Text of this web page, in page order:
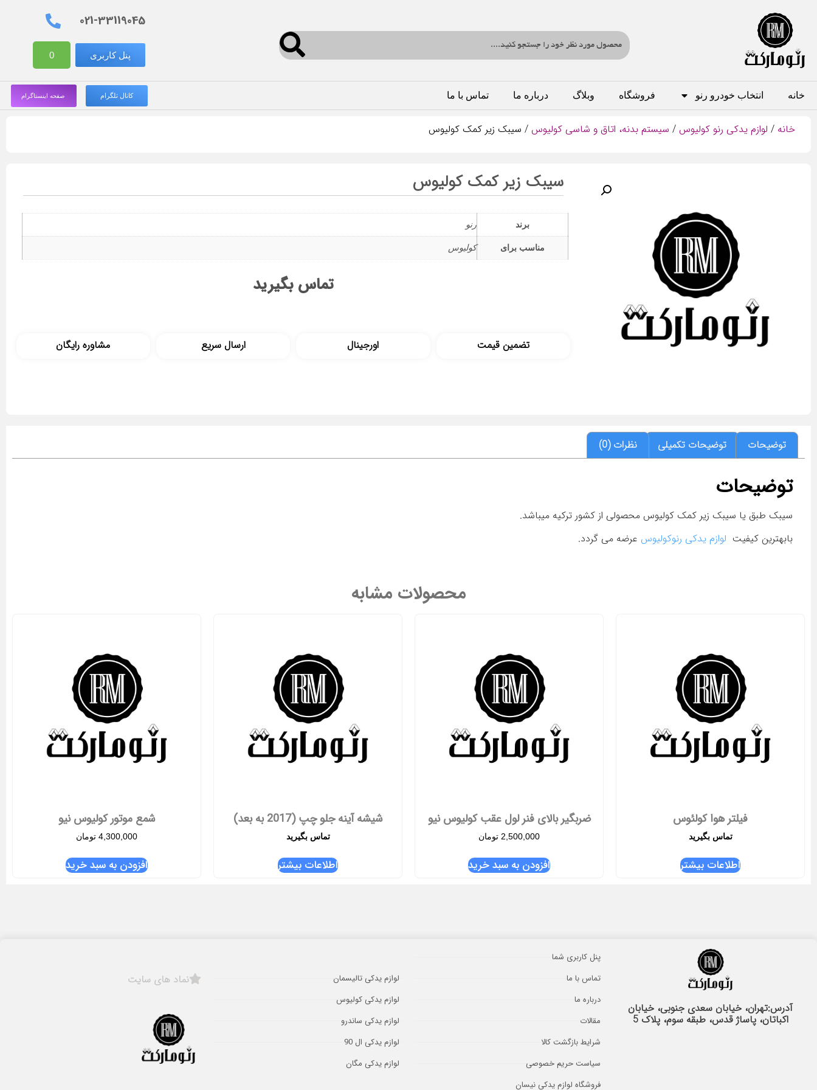
021-33119045
پنل کاربری 0
خانه انتخاب خودرو رنو فروشگاه وبلاگ درباره ما تماس با ما کانال تلگرام صفحه اینستاگرام
خانه / لوازم یدکی رنو کولیوس / سیستم بدنه، اتاق و شاسی کولیوس / سیبک زیر کمک کولیوس
سیبک زیر کمک کولیوس
برند رنو
مناسب برای کولیوس
تماس بگیرید
تضمین قیمت اورجینال ارسال سریع مشاوره رایگان
توضیحات توضیحات تکمیلی نظرات (0)
توضیحات
سیبک طبق یا سیبک زیر کمک کولیوس محصولی از کشور ترکیه میباشد.
بابهترین کیفیت لوازم یدکی رنوکولیوس عرضه می گردد.
محصولات مشابه
فیلتر هوا کولئوس
تماس بگیرید
اطلاعات بیشتر
ضربگیر بالای فنر لول عقب کولیوس نیو
2,500,000 تومان
افزودن به سبد خرید
شیشه آینه جلو چپ (2017 به بعد)
تماس بگیرید
اطلاعات بیشتر
شمع موتور کولیوس نیو
4,300,000 تومان
افزودن به سبد خرید
آدرس:تهران، خیابان سعدی جنوبی، خیابان
اکباتان، پاساژ قدس، طبقه سوم، پلاک 5
پنل کاربری شما
تماس با ما
درباره ما
مقالات
شرایط بازگشت کالا
سیاست حریم خصوصی
فروشگاه لوازم یدکی نیسان
لوازم یدکی تالیسمان
لوازم یدکی کولیوس
لوازم یدکی ساندرو
لوازم یدکی ال 90
لوازم یدکی مگان
نماد های سایت